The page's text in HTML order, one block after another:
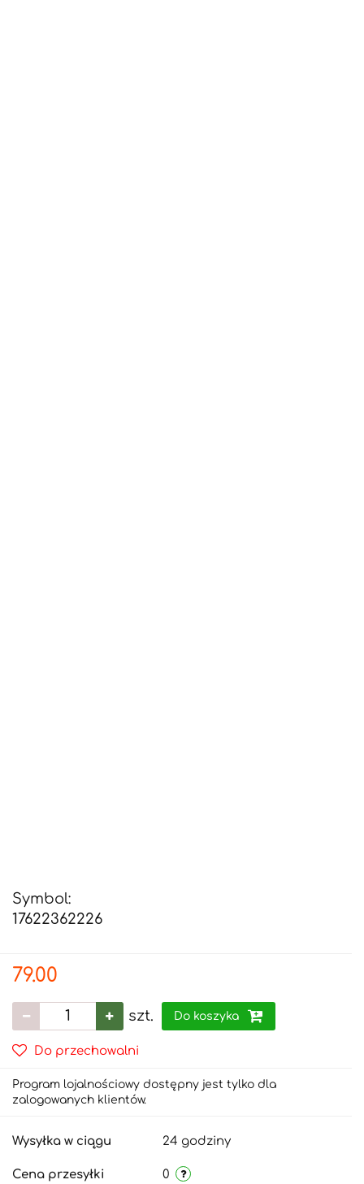
Symbol:
17622362226
79.00
szt. Do koszyka
Do przechowalni
Program lojalnościowy dostępny jest tylko dla
zalogowanych klientów.
Wysyłka w ciągu 24 godziny
Cena przesyłki 0